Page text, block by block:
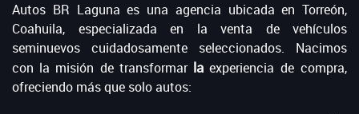
Autos BR Laguna es una agencia ubicada en Torreón,
Coahuila, especializada en la venta de vehículos
seminuevos cuidadosamente seleccionados. Nacimos
con la misión de transformar la experiencia de compra,
ofreciendo más que solo autos: